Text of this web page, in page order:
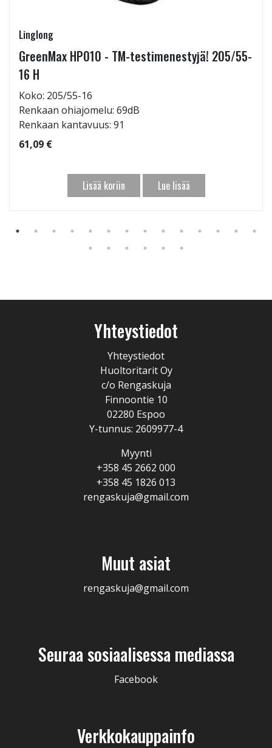
Linglong
GreenMax HP010 - TM-testimenestyjä! 205/55-
16 H
Koko: 205/55-16
Renkaan ohiajomelu: 69dB
Renkaan kantavuus: 91
61,09 €
Lisää koriin Lue lisää
Yhteystiedot
Yhteystiedot
Huoltoritarit Oy
c/o Rengaskuja
Finnoontie 10
02280 Espoo
Y-tunnus: 2609977-4
Myynti
+358 45 2662 000
+358 45 1826 013
rengaskuja@gmail.com
Muut asiat
rengaskuja@gmail.com
Seuraa sosiaalisessa mediassa
Facebook
Verkkokauppainfo